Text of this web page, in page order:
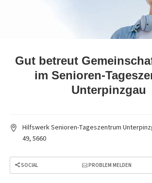
Gut betreut
im Senioren-
Unterpinzgau
Hilfswerk Senioren-Tageszentrum
49, 5660
SOCIAL PROBLEM MELDEN